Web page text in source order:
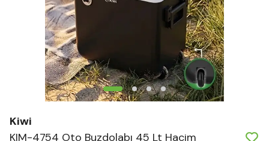
Kiwi
KIM-4754 Oto Buzdolabı 45 Lt Hacim